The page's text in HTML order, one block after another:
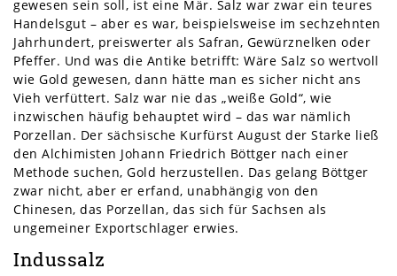
gewesen sein soll, ist eine Mär. Salz war zwar ein teures
Handelsgut – aber es war, beispielsweise im sechzehnten
Jahrhundert, preiswerter als Safran, Gewürznelken oder
Pfeffer. Und was die Antike betrifft: Wäre Salz so wertvoll
wie Gold gewesen, dann hätte man es sicher nicht ans
Vieh verfüttert. Salz war nie das „weiße Gold“, wie
inzwischen häufig behauptet wird – das war nämlich
Porzellan. Der sächsische Kurfürst August der Starke ließ
den Alchimisten Johann Friedrich Böttger nach einer
Methode suchen, Gold herzustellen. Das gelang Böttger
zwar nicht, aber er erfand, unabhängig von den
Chinesen, das Porzellan, das sich für Sachsen als
ungemeiner Exportschlager erwies.
Indussalz